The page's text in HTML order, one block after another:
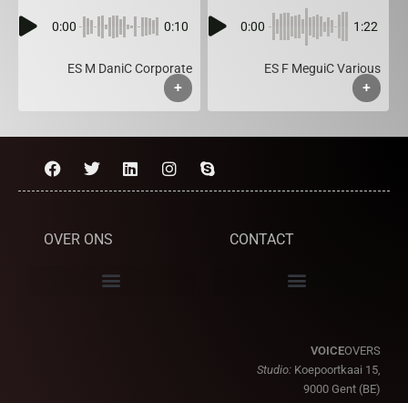
0:00 0:10
ES M DaniC Corporate
+
0:00 1:22
ES F MeguiC Various
+
OVER ONS CONTACT
VOICEOVERS
Studio: Koepoortkaai 15,
9000 Gent (BE)